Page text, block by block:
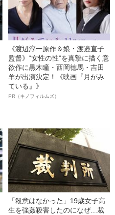
《渡辺淳一原作＆娘・渡邉直子
監督》“女性の性”を真摯に描く意
欲作に黒木瞳・西岡德馬・吉田
羊が出演決定！《映画『月がみ
ている』》
PR（キノフィルムズ）
「殺意はなかった」19歳女子高
生を強姦殺害したのになぜ…裁